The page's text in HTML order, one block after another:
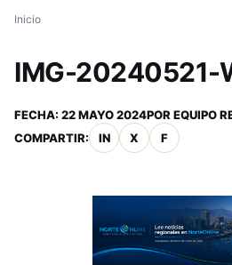
Inicio
IMG-20240521-
FECHA: 22 MAYO 2024POR EQUIPO
COMPARTIR:
IN X F